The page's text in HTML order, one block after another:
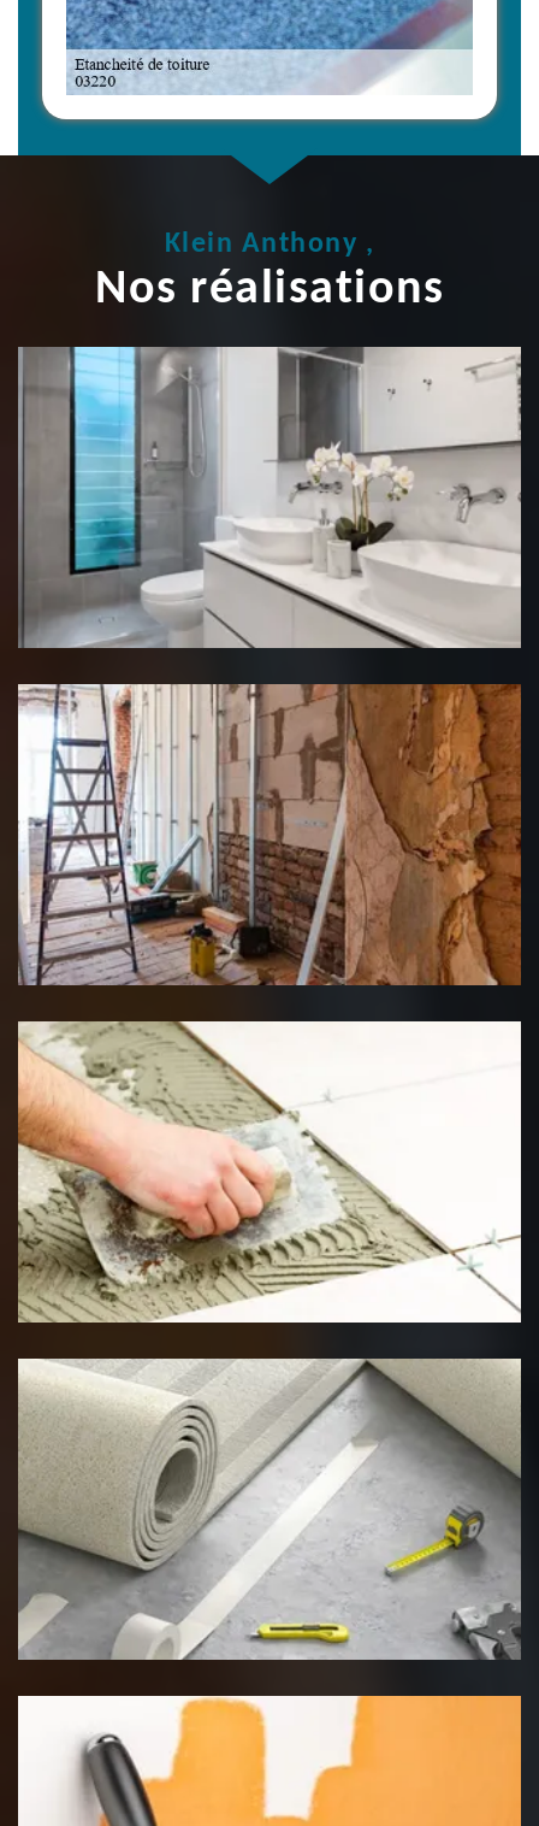
Klein Anthony ,
Nos réalisations
Rénovation salle de bain
Rénovation interieure
Pose de carrelage
Pose de moquette